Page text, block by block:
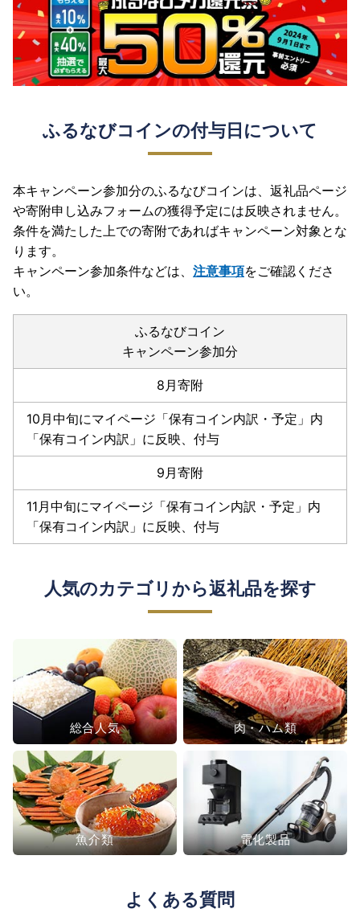
ふるなびコインの付与日について
本キャンペーン参加分のふるなびコインは、返礼品ページ
や寄附申し込みフォームの獲得予定には反映されません。
条件を満たした上での寄附であればキャンペーン対象とな
ります。
キャンペーン参加条件などは、 注意事項をご確認くださ
い。
ふるなびコイン
キャンペーン参加分
8月寄附
10月中旬にマイページ「保有コイン内訳・予定」内
「保有コイン内訳」に反映、付与
9月寄附
11月中旬にマイページ「保有コイン内訳・予定」内
「保有コイン内訳」に反映、付与
人気のカテゴリから返礼品を探す
総合人気 肉・ハム類
魚介類 電化製品
よくある質問